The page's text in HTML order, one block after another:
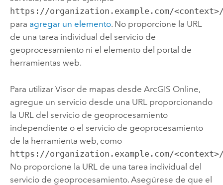
https://organization.example.com/
para agregar un elemento. No proporcione la URL
de una tarea individual del servicio de
geoprocesamiento ni el elemento del portal de
herramientas web.
Para utilizar Visor de mapas desde ArcGIS Online,
agregue un servicio desde una URL proporcionando
la URL del servicio de geoprocesamiento
independiente o el servicio de geoprocesamiento
de la herramienta web, como
https://organization.example.com/
No proporcione la URL de una tarea individual del
servicio de geoprocesamiento. Asegúrese de que el